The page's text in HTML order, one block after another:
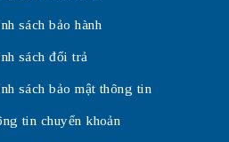
sách bảo hành
sách đổi trả
sách bảo mật thông tin
tin chuyển khoản